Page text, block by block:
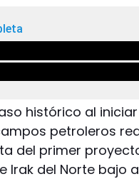
histórico al
petroleros
del primer
Irak del Norte bajo